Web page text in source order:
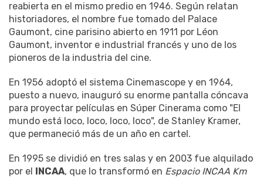
reabierta en el mismo predio en 1946. Según relatan
historiadores, el nombre fue tomado del Palace
Gaumont, cine parisino abierto en 1911 por Léon
Gaumont, inventor e industrial francés y uno de los
pioneros de la industria del cine.
En 1956 adoptó el sistema Cinemascope y en 1964,
puesto a nuevo, inauguró su enorme pantalla cóncava
para proyectar películas en Súper Cinerama como "El
mundo está loco, loco, loco, loco", de Stanley Kramer,
que permaneció más de un año en cartel.
En 1995 se dividió en tres salas y en 2003 fue alquilado
por el INCAA, que lo transformó en Espacio INCAA Km